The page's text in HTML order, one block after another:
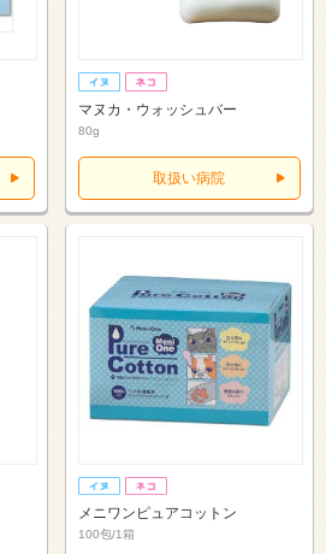
マヌカ・ウォッシュバー
80g
取扱い病院
メニワンピュアコットン
100包/1箱